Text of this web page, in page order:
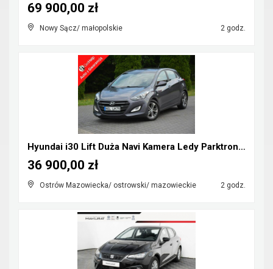
Nowy Sącz/ małopolskie 2 godz.
69 900,00 zł
Hyundai i30 Lift Duża Navi Kamera Ledy Parktronic ...
Ostrów Mazowiecka/ ostrowski/ mazowieckie 2 godz.
36 900,00 zł